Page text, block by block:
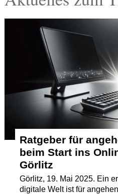
Verkehr
Kostenlos
Ratgeber für
beim Start ins
Görlitz
Görlitz, 19. Mai 2025. Ein
digitale Welt ist für